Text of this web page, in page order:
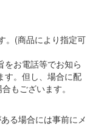
。(商品により指定可
をお電話等でお知ら
す。但し、場合に配
もございます。
る場合には事前にメ